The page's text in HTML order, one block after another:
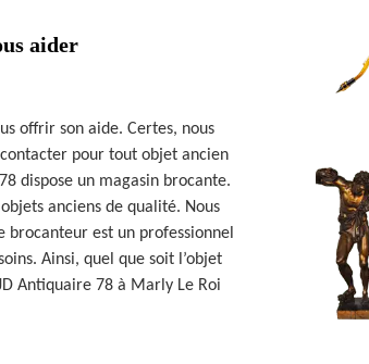
aider
offrir son aide. Certes, nous
pour tout objet ancien
dispose un magasin brocante.
anciens de qualité. Nous
brocanteur est un professionnel
Ainsi, quel que soit l’objet
Antiquaire 78 à Marly Le Roi